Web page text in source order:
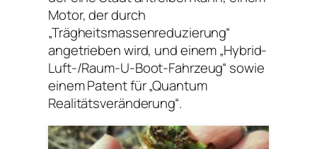
Motor, der durch
„Trägheitsmassenreduzierung“
angetrieben wird, und einem „Hybrid-
Luft-/Raum-U-Boot-Fahrzeug“ sowie
einem Patent für „Quantum
Realitätsveränderung“.